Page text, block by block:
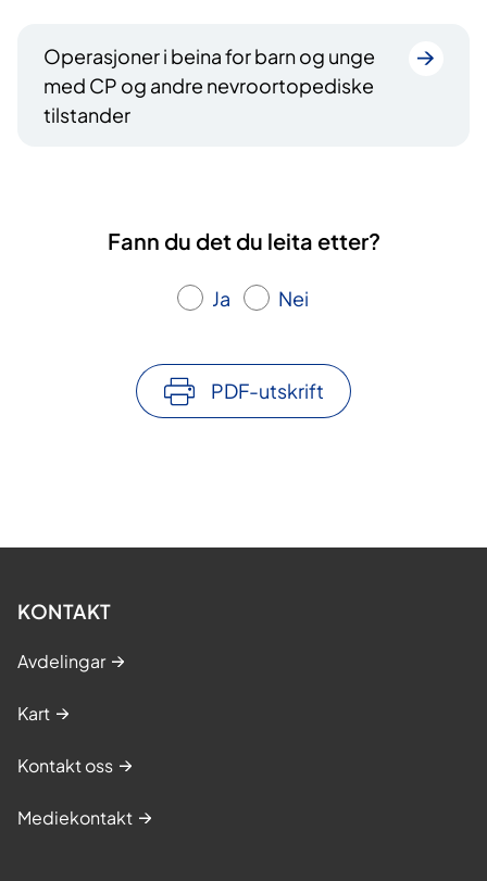
Operasjoner i beina for barn og unge
med CP og andre nevroortopediske
tilstander
Fann du det du leita etter?
Ja Nei
PDF-utskrift
KONTAKT
Avdelingar
Kart
Kontakt oss
Mediekontakt